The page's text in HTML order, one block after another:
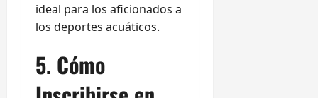
ideal para los aficionados a
los deportes acuáticos.
5. Cómo